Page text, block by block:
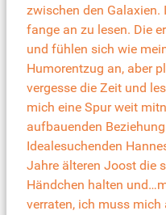
zwischen den
fange an zu lesen. Die
und fühlen sich wie
Humorentzug an, aber
vergesse die Zeit und
mich eine Spur weit
aufbauenden
Idealesuchenden
Jahre älteren Joost die
Händchen halten
verraten, ich muss